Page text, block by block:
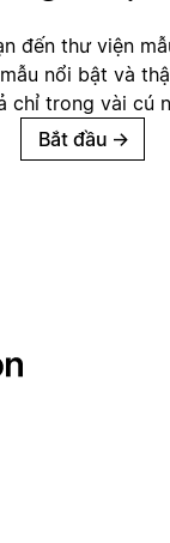
đến thư viện
nổi bật và
chỉ trong vài cú
Bắt đầu →